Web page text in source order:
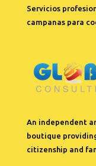
Servicios
campanas para
An independent
boutique
citizenship and